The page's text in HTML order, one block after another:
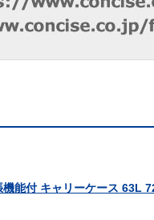
能付 キャリーケース 63L